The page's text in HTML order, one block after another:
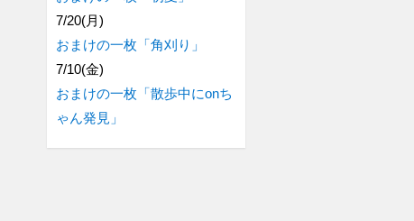
7/20(月)
おまけの一枚「角刈り」
7/10(金)
おまけの一枚「散歩中にonち
ゃん発見」